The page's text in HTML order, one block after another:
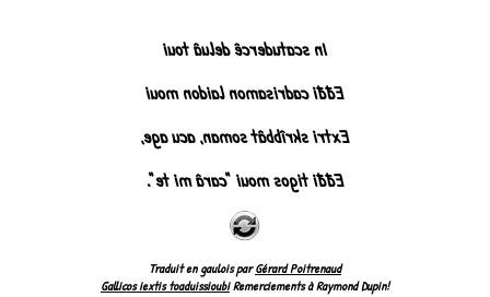
In scatudercê deluâ toui
Eđđi cadrisamon laidon moui
Extri skrîbbât soman, acu age,
Eđđi tigos moui "carâ mi te".
Traduit en gaulois parGérard Poitrenaud
Gallicos iextis toaduissioubiRemerciements à Raymond Dupin!